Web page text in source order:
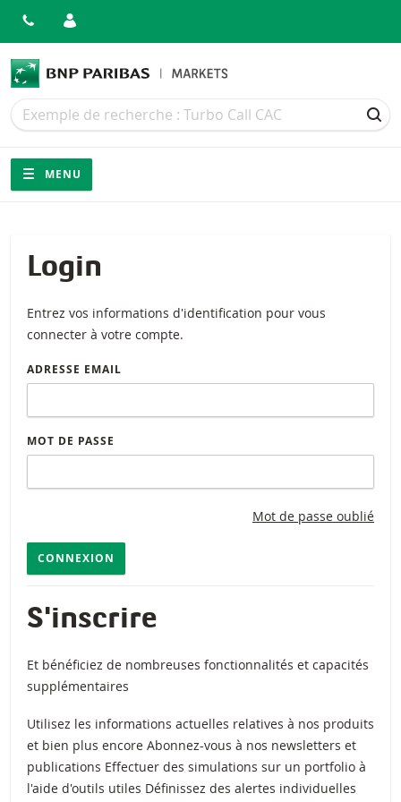
Recherche
Recherche
Navigation
Navigation sur le site
MENU
Login
Entrez vos informations d'identification pour vous
connecter à votre compte.
ADRESSE EMAIL
MOT DE PASSE
Mot de passe oublié
CONNEXION
S'inscrire
Et bénéficiez de nombreuses fonctionnalités et capacités
supplémentaires
Utilisez les informations actuelles relatives à nos produits
et bien plus encore Abonnez-vous à nos newsletters et
publications Effectuer des simulations sur un portfolio à
l'aide d'outils utiles Définissez des alertes individuelles